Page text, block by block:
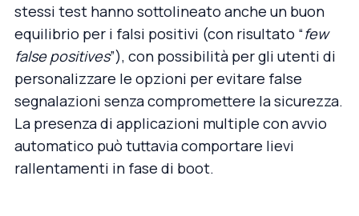
stessi test hanno sottolineato anche un buon
equilibrio per i falsi positivi (con risultato “few
false positives”), con possibilità per gli utenti di
personalizzare le opzioni per evitare false
segnalazioni senza compromettere la sicurezza.
La presenza di applicazioni multiple con avvio
automatico può tuttavia comportare lievi
rallentamenti in fase di boot.